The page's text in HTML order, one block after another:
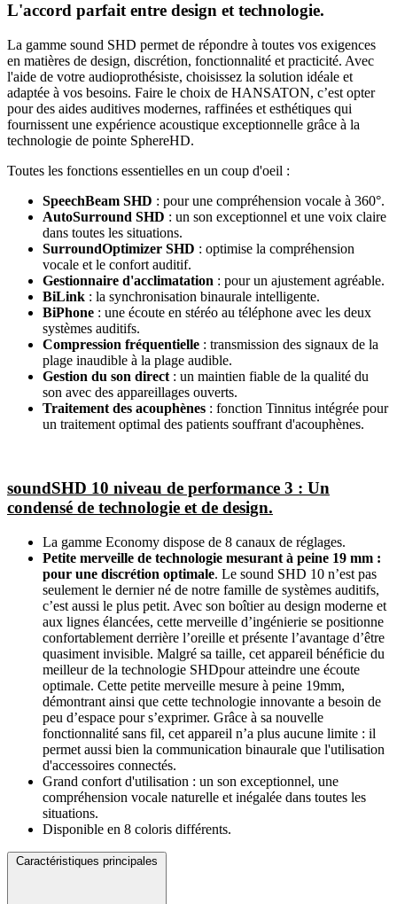
L'accord parfait entre design et technologie.
La gamme sound SHD permet de répondre à toutes vos exigences
en matières de design, discrétion, fonctionnalité et practicité. Avec
l'aide de votre audioprothésiste, choisissez la solution idéale et
adaptée à vos besoins. Faire le choix de HANSATON, c’est opter
pour des aides auditives modernes, raffinées et esthétiques qui
fournissent une expérience acoustique exceptionnelle grâce à la
technologie de pointe SphereHD.
Toutes les fonctions essentielles en un coup d'oeil :
SpeechBeam SHD : pour une compréhension vocale à 360°.
AutoSurround SHD : un son exceptionnel et une voix claire
dans toutes les situations.
SurroundOptimizer SHD : optimise la compréhension
vocale et le confort auditif.
Gestionnaire d'acclimatation : pour un ajustement agréable.
BiLink : la synchronisation binaurale intelligente.
BiPhone : une écoute en stéréo au téléphone avec les deux
systèmes auditifs.
Compression fréquentielle : transmission des signaux de la
plage inaudible à la plage audible.
Gestion du son direct : un maintien fiable de la qualité du
son avec des appareillages ouverts.
Traitement des acouphènes : fonction Tinnitus intégrée pour
un traitement optimal des patients souffrant d'acouphènes.
soundSHD 10 niveau de performance 3 : Un
condensé de technologie et de design.
La gamme Economy dispose de 8 canaux de réglages.
Petite merveille de technologie mesurant à peine 19 mm :
pour une discrétion optimale. Le sound SHD 10 n’est pas
seulement le dernier né de notre famille de systèmes auditifs,
c’est aussi le plus petit. Avec son boîtier au design moderne et
aux lignes élancées, cette merveille d’ingénierie se positionne
confortablement derrière l’oreille et présente l’avantage d’être
quasiment invisible. Malgré sa taille, cet appareil bénéficie du
meilleur de la technologie SHDpour atteindre une écoute
optimale. Cette petite merveille mesure à peine 19mm,
démontrant ainsi que cette technologie innovante a besoin de
peu d’espace pour s’exprimer. Grâce à sa nouvelle
fonctionnalité sans fil, cet appareil n’a plus aucune limite : il
permet aussi bien la communication binaurale que l'utilisation
d'accessoires connectés.
Grand confort d'utilisation : un son exceptionnel, une
compréhension vocale naturelle et inégalée dans toutes les
situations.
Disponible en 8 coloris différents.
Caractéristiques principales